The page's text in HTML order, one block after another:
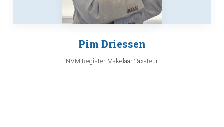
Pim Driessen
NVM Register Makelaar Taxateur